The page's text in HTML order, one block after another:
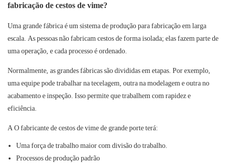
fabricação de cestos de vime?
Uma grande fábrica é um sistema de produção para fabricação em larga
escala. As pessoas não fabricam cestos de forma isolada; elas fazem parte de
uma operação, e cada processo é ordenado.
Normalmente, as grandes fábricas são divididas em etapas. Por exemplo,
uma equipe pode trabalhar na tecelagem, outra na modelagem e outra no
acabamento e inspeção. Isso permite que trabalhem com rapidez e
eficiência.
A O fabricante de cestos de vime de grande porteterá:
Uma força de trabalho maior com divisão do trabalho.
Processos de produção padrão